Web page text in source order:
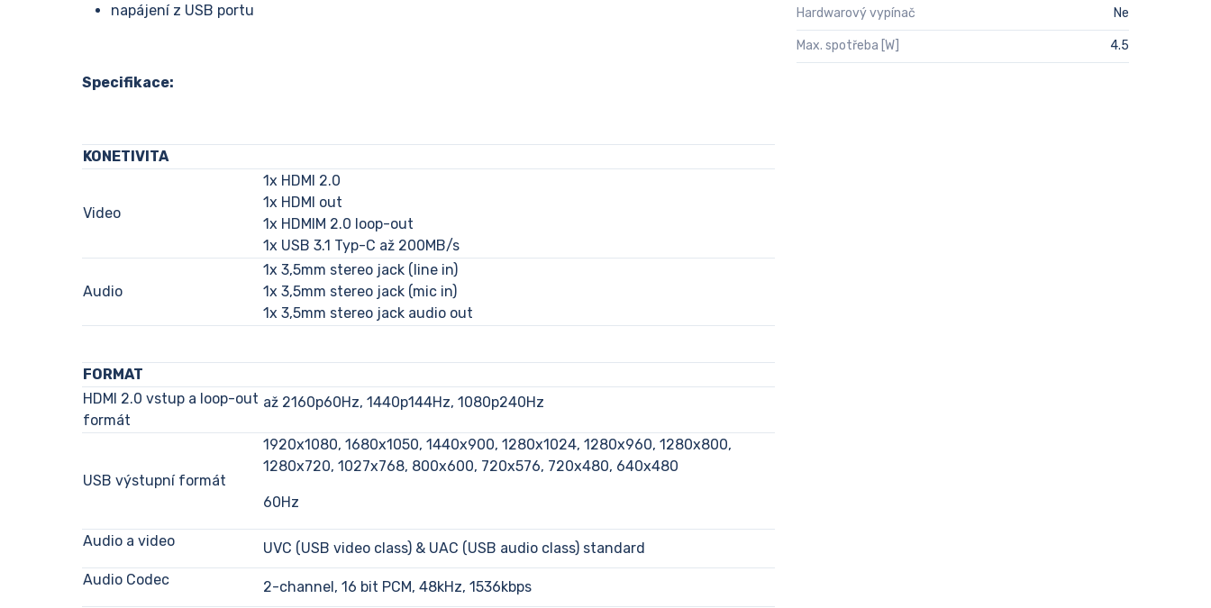
napájení z USB portu
Specifikace:
KONETIVITA
Video
1x HDMI 2.0
1x HDMI out
1x HDMIM 2.0 loop-out
1x USB 3.1 Typ-C až 200MB/s
Audio
1x 3,5mm stereo jack (line in)
1x 3,5mm stereo jack (mic in)
1x 3,5mm stereo jack audio out
FORMAT
HDMI 2.0 vstup a loop-out
formát
až 2160p60Hz, 1440p144Hz, 1080p240Hz
USB výstupní formát
1920x1080, 1680x1050, 1440x900, 1280x1024, 1280x960, 1280x800,
1280x720, 1027x768, 800x600, 720x576, 720x480, 640x480
60Hz
Audio a video
UVC (USB video class) & UAC (USB audio class) standard
Audio Codec
2-channel, 16 bit PCM, 48kHz, 1536kbps
Hardwarový vypínač Ne
Max. spotřeba [W] 4.5